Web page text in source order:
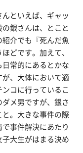
んといえば、ギャッ
銀さんは、とこと
介でも『死んだ魚
どです。加えて、
常的にあるとかな
、大体において適
コに行っているこ
メ男ですが、銀さ
と。大きな事件の際
事件解決にあたり
大生がはまる決め